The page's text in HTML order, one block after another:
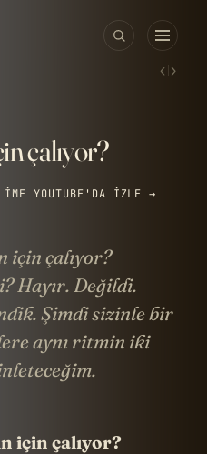
‹ ›
çalıyor?
YOUTUBE'DA IZLE →
için çalıyor?
Hayır. Değildi.
Şimdi sizinle bir
aynı ritmin iki
için çalıyor?